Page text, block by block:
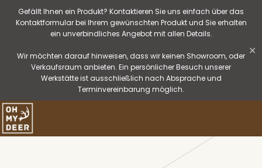
Gefällt Ihnen ein Produkt? Kontaktieren Sie uns einfach über das
Kontaktformular bei Ihrem gewünschten Produkt und Sie erhalten
ein unverbindliches Angebot mit allen Details.
Wir möchten darauf hinweisen, dass wir keinen Showroom, oder
Verkaufsraum anbieten. Ein persönlicher Besuch unserer
Werkstätte ist ausschließlich nach Absprache und
Terminvereinbarung möglich.
✕